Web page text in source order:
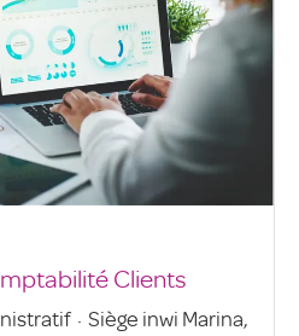
Clients
· Siège inwi Marina,